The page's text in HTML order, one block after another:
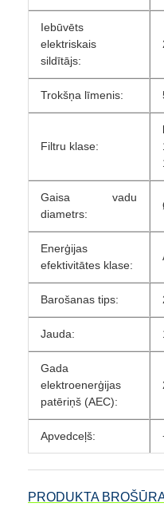
Iebūvēts
elektriskais
sildītājs:
Trokšņa līmenis:
Filtru klase:
Gaisa vadu
diametrs:
Enerģijas
efektivitātes klase:
Barošanas tips:
Jauda:
Gada
elektroenerģijas
patēriņš (AEC):
Apvedceļš:
PRODUKTA